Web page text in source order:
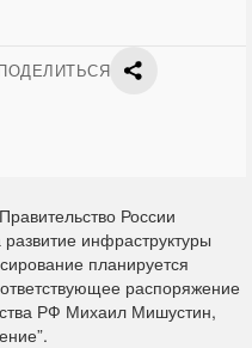
Правительство России
инфраструктуры
планируется
распоряжение
РФ Михаил Мишустин,